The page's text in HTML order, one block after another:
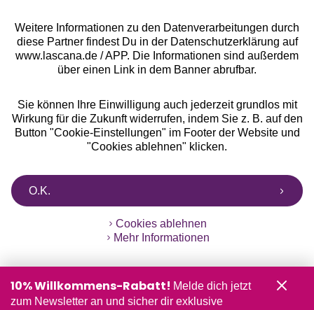
Weitere Informationen zu den Datenverarbeitungen durch
diese Partner findest Du in der Datenschutzerklärung auf
www.lascana.de / APP. Die Informationen sind außerdem
über einen Link in dem Banner abrufbar.
Sie können Ihre Einwilligung auch jederzeit grundlos mit
Wirkung für die Zukunft widerrufen, indem Sie z. B. auf den
Button "Cookie-Einstellungen" im Footer der Website und
"Cookies ablehnen" klicken.
O.K.
Cookies ablehnen
Mehr Informationen
10% Willkommens-Rabatt! Melde dich jetzt
zum Newsletter an und sicher dir exklusive